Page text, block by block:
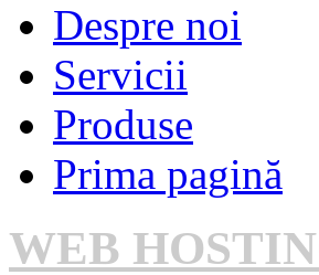
Despre noi
Servicii
Produse
Prima pagină
WEB